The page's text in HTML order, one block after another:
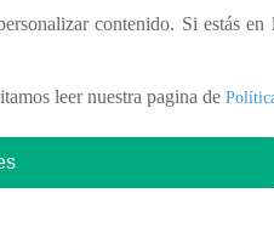
contenido. Si estás
leer nuestra pagina de